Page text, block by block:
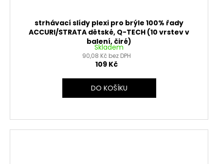
strhávací slídy plexi pro brýle 100% řady
ACCURI/STRATA dětské, Q-TECH (10 vrstev v
balení, čiré)
Skladem
90,08 Kč bez DPH
109 Kč
DO KOŠÍKU